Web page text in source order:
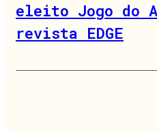
eleito Jogo do
revista EDGE